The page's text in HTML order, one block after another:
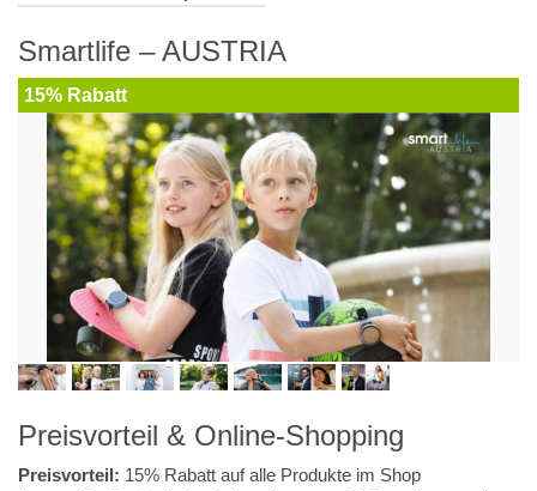
Smartlife – AUSTRIA
15% Rabatt
Preisvorteil & Online-Shopping
Preisvorteil: 15% Rabatt auf alle Produkte im Shop